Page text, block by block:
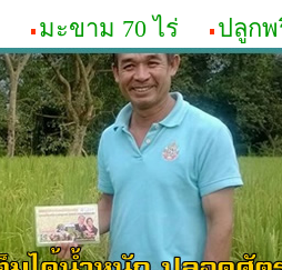
มะขาม 70 ไร่ ปลูกพ